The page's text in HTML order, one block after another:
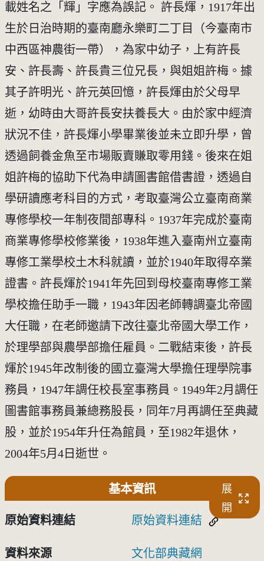
載姓名之「輝」字應為誤記。 許長煇，1917年出
生於日治時期的臺南廳永樂町二丁目（今臺南市
中西區神農街一帶），為家中幼子，上有許長
安、許長壽、許長貴三位兄長，與姐姐許梅。據
其子許明光、許元英回憶，許長煇由於父母早
逝，幼時由大哥許長安扶養長大。由於家中經濟
狀況不佳，許長煇小學畢業後並未立即升學，曾
透過飼養金魚至市場販賣賺取零用錢。後來在姐
姐許梅的協助下代為申請圖書館借書證，透過自
學研讀應考科目的方式，考取臺灣公立臺南商業
專修學校一年制夜間部專科。1937年完成於臺南
商業專修學校修業後，1938年進入臺南州立臺南
專修工業學校土木科就讀，並於1940年取得卒業
證書。許長煇於1941年先回到母校臺南專修工業
學校擔任助手一職，1943年因老師轉調臺北帝國
大任職，在老師邀請下改往臺北帝國大學工作，
於理學部與農學部擔任雇員。二戰結束後，許長
煇於1945年改制後的國立臺灣大學擔任理學院事
務員，1947年調任校長室事務員。1949年2月調任
圖書館事務員兼總務股長，同年7月再調任至典藏
股，並於1954年升任為館員，至1982年退休，
2004年5月4日逝世。
基本資訊
展
開
原始資料連結 原始資料連結
資料來源 文化部典藏網